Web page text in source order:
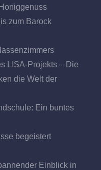
zum Barock
LISA-Projekts – Die
die Welt der
Ein buntes
begeistert
Einblick in